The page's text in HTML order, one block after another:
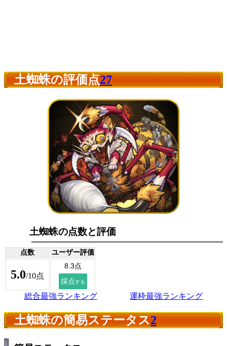
土蜘蛛の評価点27
土蜘蛛の点数と評価
点数 ユーザー評価
5.0/10点
総合最強ランキング 運枠最強ランキング
土蜘蛛の簡易ステータス2